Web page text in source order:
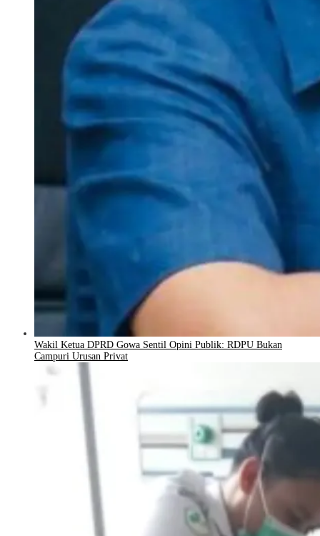
Wakil Ketua DPRD Gowa Sentil Opini Publik: RDPU Bukan
Campuri Urusan Privat